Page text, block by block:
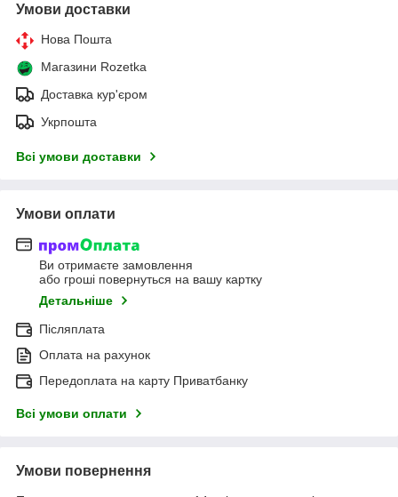
Умови доставки
Нова Пошта
Магазини Rozetka
Доставка кур'єром
Укрпошта
Всі умови доставки
Умови оплати
Ви отримаєте замовлення
або гроші повернуться на вашу картку
Детальніше
Післяплата
Оплата на рахунок
Передоплата на карту Приватбанку
Всі умови оплати
Умови повернення